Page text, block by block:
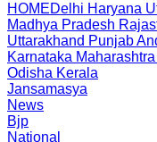
HOMEDelhi Haryana
Madhya Pradesh
Uttarakhand Punjab
Karnataka Maharashtra
Odisha Kerala
Jansamasya
News
Bjp
National